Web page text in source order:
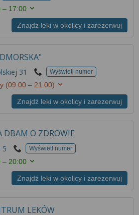
– 17:00
Znajdź leki w okolicy i zarezerwuj
31 Wyświetl numer
(09:00 – 21:00)
Znajdź leki w okolicy i zarezerwuj
DBAM O ZDROWIE
5 Wyświetl numer
– 20:00
Znajdź leki w okolicy i zarezerwuj
LEKÓW